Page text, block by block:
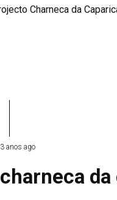
3 anos ago
charneca